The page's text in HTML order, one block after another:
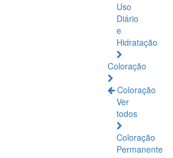
Uso
Diário
e
Hidratação
Coloração
Coloração
Ver
todos
Coloração
Permanente